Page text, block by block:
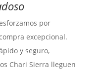
por
excepcional.
y seguro,
Chari Sierra lleguen